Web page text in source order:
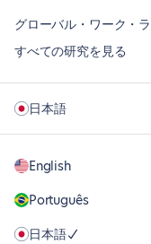
グローバル・ワーク・
すべての研究を見る
日本語
English
Português
日本語